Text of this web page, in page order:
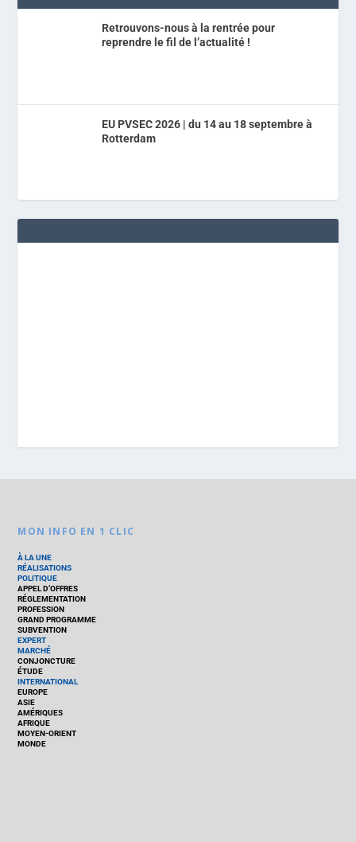
Retrouvons-nous à la rentrée pour
reprendre le fil de l’actualité !
EU PVSEC 2026 | du 14 au 18 septembre à
Rotterdam
MON INFO EN 1 CLIC
À LA UNE
RÉALISATIONS
POLITIQUE
APPEL D’OFFRES
RÉGLEMENTATION
PROFESSION
GRAND PROGRAMME
SUBVENTION
EXPERT
MARCHÉ
CONJONCTURE
ÉTUDE
INTERNATIONAL
EUROPE
ASIE
AMÉRIQUES
AFRIQUE
MOYEN-ORIENT
MONDE